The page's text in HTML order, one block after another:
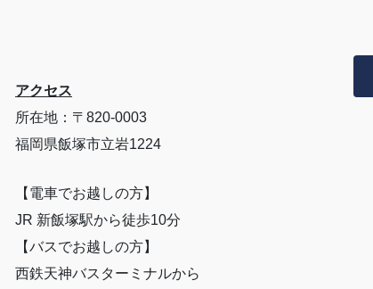
アクセス
所在地：〒820-0003
福岡県飯塚市立岩1224
【電車でお越しの方】
JR 新飯塚駅から徒歩10分
【バスでお越しの方】
西鉄天神バスターミナルから